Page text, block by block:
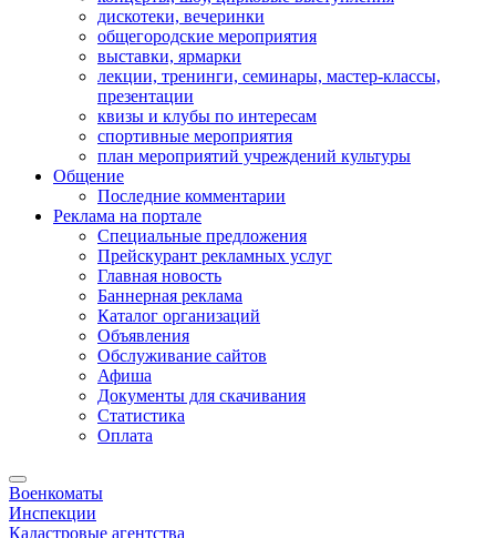
дискотеки, вечеринки
общегородские мероприятия
выставки, ярмарки
лекции, тренинги, семинары, мастер-классы,
презентации
квизы и клубы по интересам
спортивные мероприятия
план мероприятий учреждений культуры
Общение
Последние комментарии
Реклама на портале
Специальные предложения
Прейскурант рекламных услуг
Главная новость
Баннерная реклама
Каталог организаций
Объявления
Обслуживание сайтов
Афиша
Документы для скачивания
Статистика
Оплата
Военкоматы
Инспекции
Кадастровые агентства